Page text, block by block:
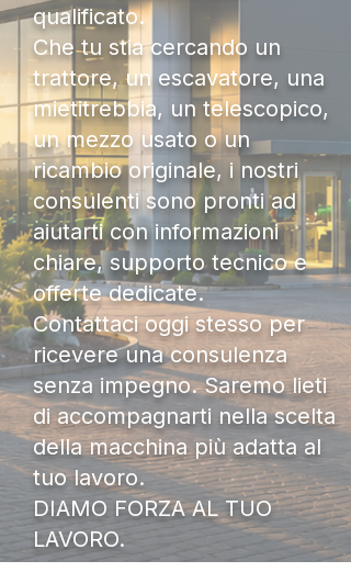
qualificato.
Che tu stia cercando un
trattore, un escavatore, una
mietitrebbia, un telescopico,
un mezzo usato o un
ricambio originale, i nostri
consulenti sono pronti ad
aiutarti con informazioni
chiare, supporto tecnico e
offerte dedicate.
Contattaci oggi stesso per
ricevere una consulenza
senza impegno. Saremo lieti
di accompagnarti nella scelta
della macchina più adatta al
tuo lavoro.
DIAMO FORZA AL TUO
LAVORO.